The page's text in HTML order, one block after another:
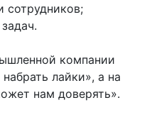
сотрудников;
компании
лайки», а на
нам доверять».